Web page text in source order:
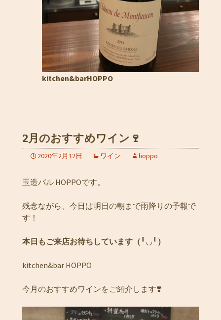
kitchen&barHOPPO
2月のおすすめワイン🍷
2020年2月12日 ワイン hoppo
玉造バル HOPPOです。
残念ながら、今日は明日の朝まで雨降りの予報で
す！
本日もご来店お待ちしています（ ╹◡╹ ）
kitchen&bar HOPPO
今月のおすすめワインをご紹介します❣️